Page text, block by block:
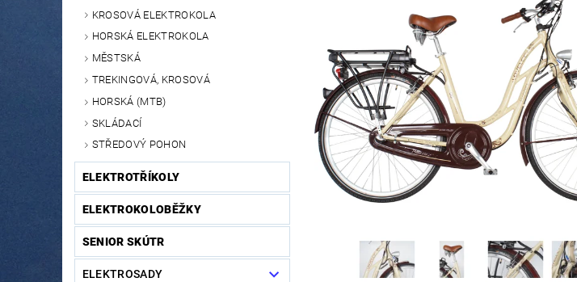
KROSOVÁ ELEKTROKOLA
HORSKÁ ELEKTROKOLA
MĚSTSKÁ
TREKINGOVÁ, KROSOVÁ
HORSKÁ (MTB)
SKLÁDACÍ
STŘEDOVÝ POHON
ELEKTROTŘÍKOLY
ELEKTROKOLOBĚŽKY
SENIOR SKÚTR
ELEKTROSADY